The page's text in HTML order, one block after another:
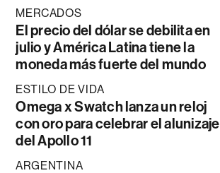
MERCADOS
El precio del dólar se debilita en
julio y América Latina tiene la
moneda más fuerte del mundo
ESTILO DE VIDA
Omega x Swatch lanza un reloj
con oro para celebrar el alunizaje
del Apollo 11
ARGENTINA